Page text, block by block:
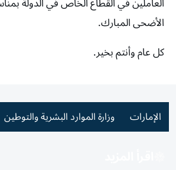
الأضحى المبارك.
كل عام وأنتم بخير.
الإمارات وزارة الموارد البشرية والتوطين